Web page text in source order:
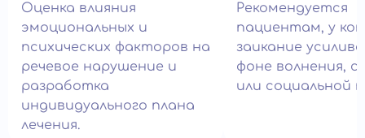
Оценка влияния
эмоциональных и
психических факторов на
речевое нарушение и
разработка
индивидуального плана
лечения.
Рекомендуется
пациентам, у
заикание
фоне волнения,
или социальной